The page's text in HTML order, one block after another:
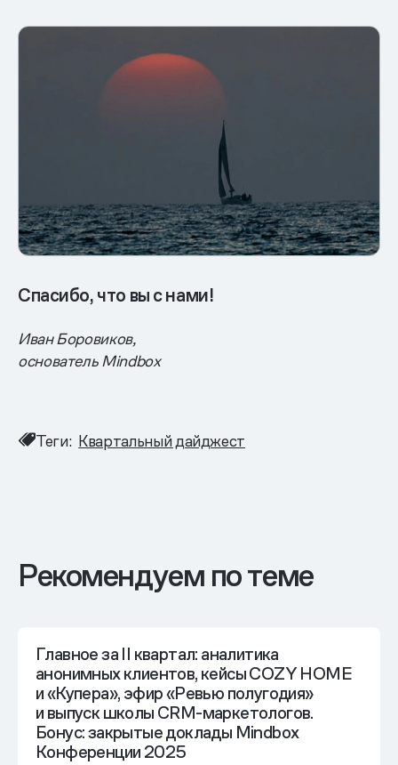
Спасибо, что вы с нами!
Иван Боровиков,
основатель Mindbox
Теги: Квартальный дайджест
Рекомендуем по теме
Главное за II квартал: аналитика
анонимных клиентов, кейсы COZY HOME
и «Купера», эфир «Ревью полугодия»
и выпуск школы CRM-маркетологов.
Бонус: закрытые доклады Mindbox
Конференции 2025